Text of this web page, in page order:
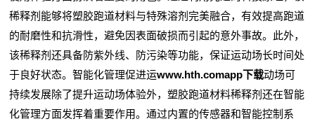
稀释剂能够将塑胶跑道材料与特殊溶剂完美融合，有效提高跑道
的耐磨性和抗滑性，避免因表面破损而引起的意外事故。此外，
该稀释剂还具备防紫外线、防污染等功能，保证运动场长时间处
于良好状态。智能化管理促进运www.hth.comapp下载动场可
持续发展除了提升运动场体验外，塑胶跑道材料稀释剂还在智能
化管理方面发挥着重要作用。通过内置的传感器和智能控制系